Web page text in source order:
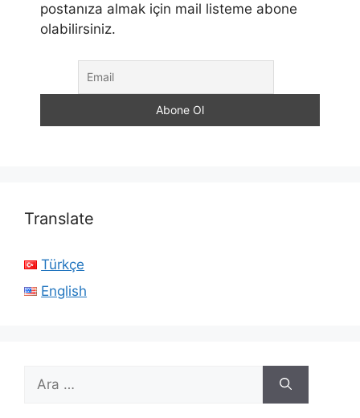
postanıza almak için mail listeme abone
olabilirsiniz.
Translate
Türkçe
English
için